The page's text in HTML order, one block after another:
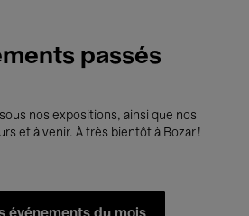
passés
nos expositions, ainsi que nos
et à venir. À très bientôt à Bozar !